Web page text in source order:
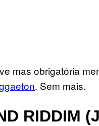
mas obrigatória
. Sem mais.
RIDDIM